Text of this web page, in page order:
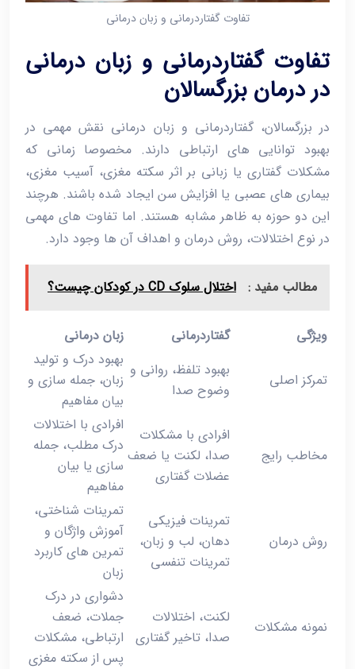
تفاوت گفتاردرمانی و زبان درمانی
تفاوت گفتاردرمانی و زبان ‌درمانی
در درمان بزرگسالان
در بزرگسالان، گفتاردرمانی و زبان ‌درمانی نقش مهمی در
بهبود توانایی‌ های ارتباطی دارند. مخصوصا زمانی که
مشکلات گفتاری یا زبانی بر اثر سکته مغزی، آسیب مغزی،
بیماری‌ های عصبی یا افزایش سن ایجاد شده باشند. هرچند
این دو حوزه به ‌ظاهر مشابه هستند. اما تفاوت‌ های مهمی
در نوع اختلالات، روش درمان و اهداف آن‌ ها وجود دارد.
مطالب مفید : اختلال سلوک CD در کودکان چیست؟
ویژگی گفتاردرمانی زبان‌ درمانی
تمرکز اصلی
بهبود تلفظ، روانی و
وضوح صدا
بهبود درک و تولید
زبان، جمله‌ سازی و
بیان مفاهیم
مخاطب رایج
افرادی با مشکلات
صدا، لکنت یا ضعف
عضلات گفتاری
افرادی با اختلالات
درک مطلب، جمله‌
سازی یا بیان
مفاهیم
روش درمان
تمرینات فیزیکی
دهان، لب و زبان،
تمرینات تنفسی
تمرینات شناختی،
آموزش واژگان و
تمرین ‌های کاربرد
زبان
نمونه مشکلات
لکنت، اختلالات
صدا، تاخیر گفتاری
دشواری در درک
جملات، ضعف
ارتباطی، مشکلات
پس از سکته مغزی